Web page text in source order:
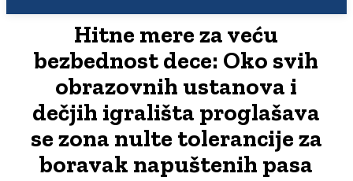
Hitne mere za veću
bezbednost dece: Oko svih
obrazovnih ustanova i
dečjih igrališta proglašava
se zona nulte tolerancije za
boravak napuštenih pasa